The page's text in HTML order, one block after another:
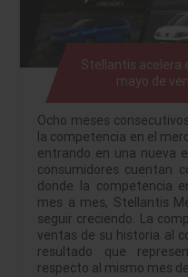
Stellantis acelera
mayo de
Ocho meses
la competencia en el
entrando en una nueva
consumidores cuentan
donde la competencia
mes a mes, Stellantis
seguir creciendo. La
ventas de su historia al
resultado que
respecto al mismo mes